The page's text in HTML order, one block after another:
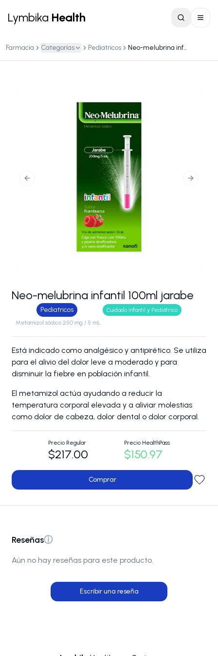
Lymbika Health
Farmacia Categorías Pediatricos Neo-melubrina infantil 100ml jarabe
Previous slide Next
Neo-melubrina infantil 100ml jarabe
Pediatricos
Cuidado Infantil y Pediátrico
Metamizol sódico 250 mg / 5 mL.
Está indicado como analgésico y antipirético. Se utiliza
para el alivio del dolor leve a moderado y para
disminuir la fiebre en población infantil.
El metamizol actúa ayudando a reducir la
temperatura corporal elevada y a aliviar molestias
como dolor de cabeza, dolor dental o dolor corporal.
Precio Regular
$217.00
Precio HealthPass
$150.97
Comprar
Reseñasⓘ
Aún no hay reseñas para este producto.
Escribir una reseña